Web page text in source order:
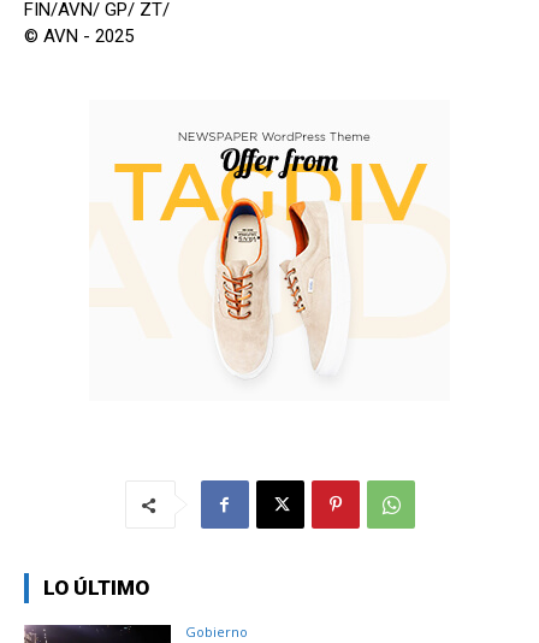
FIN/AVN/ GP/ ZT/
© AVN - 2025
LO ÚLTIMO
Gobierno